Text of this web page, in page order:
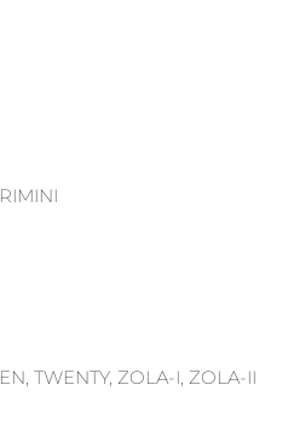
TWENTY, ZOLA-I, ZOLA-II